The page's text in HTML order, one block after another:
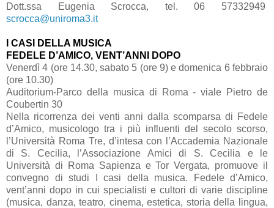
Dott.ssa Eugenia Scrocca, tel. 06 57332949
scrocca@uniroma3.it
I CASI DELLA MUSICA
FEDELE D’AMICO, VENT’ANNI DOPO
Venerdì 4 (ore 14.30, sabato 5 (ore 9) e domenica 6 febbraio
(ore 10.30)
Auditorium-Parco della musica di Roma - viale Pietro de
Coubertin 30
Nella ricorrenza dei venti anni dalla scomparsa di Fedele
d’Amico, musicologo tra i più influenti del secolo scorso,
l’Università Roma Tre, d’intesa con l’Accademia Nazionale
di S. Cecilia, l’Associazione Amici di S. Cecilia e le
Università di Roma Sapienza e Tor Vergata, promuove il
convegno di studi I casi della musica. Fedele d’Amico,
vent’anni dopo in cui specialisti e cultori di varie discipline
(musica, danza, teatro, cinema, estetica, storia della lingua,